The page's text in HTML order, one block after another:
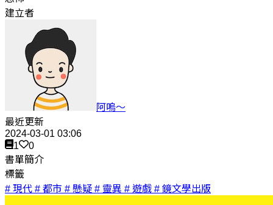
建立者
阿嗚～
最近更新
2024-03-01 03:06
1
0
書單簡介
標籤
# 現代 # 都市 # 懸疑 # 靈異 # 遊戲 # 鏡文學出版